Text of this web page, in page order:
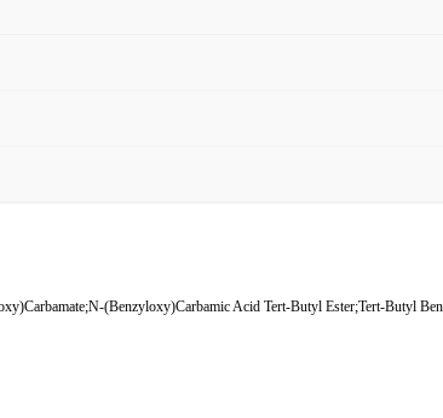
(Benzyloxy)Carbamic Acid Tert-Butyl Ester;Tert-Butyl